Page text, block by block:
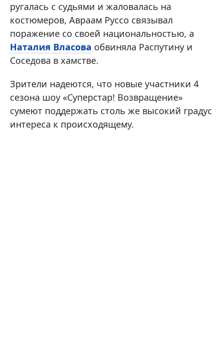
ругалась с судьями и жаловалась на
костюмеров, Авраам Руссо связывал
поражение со своей национальностью, а
Наталия Власова обвиняла Распутину и
Соседова в хамстве.
Зрители надеются, что новые участники 4
сезона шоу «Суперстар! Возвращение»
сумеют поддержать столь же высокий градус
интереса к происходящему.